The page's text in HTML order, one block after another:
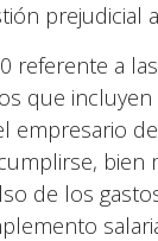
prejudicial
referente a
que
empresario
bien
de los